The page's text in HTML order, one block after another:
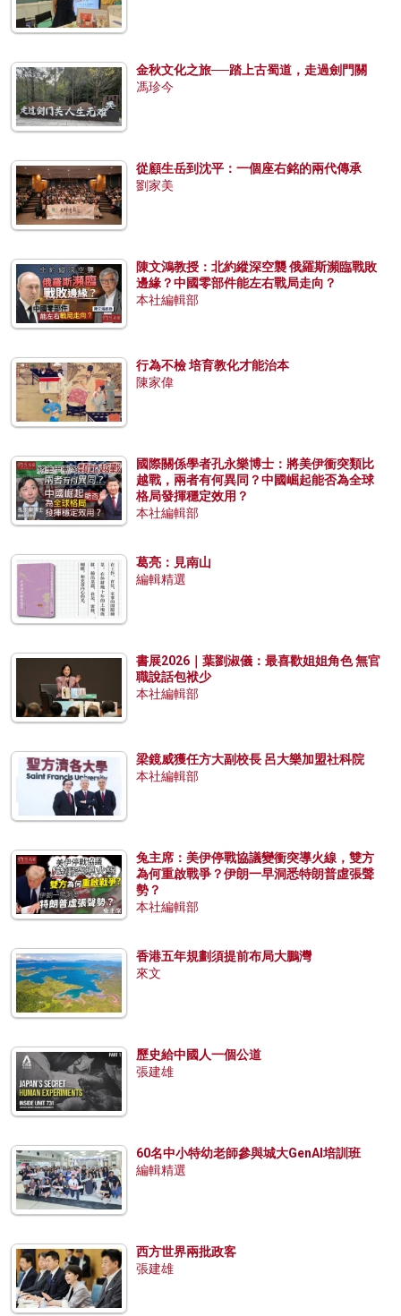
金秋文化之旅──踏上古蜀道，走過劍門關
馮珍今
從顧生岳到沈平：一個座右銘的兩代傳承
劉家美
陳文鴻教授：北約縱深空襲 俄羅斯瀕臨戰敗
邊緣？中國零部件能左右戰局走向？
本社編輯部
行為不檢 培育教化才能治本
陳家偉
國際關係學者孔永樂博士：將美伊衝突類比
越戰，兩者有何異同？中國崛起能否為全球
格局發揮穩定效用？
本社編輯部
葛亮：見南山
編輯精選
書展2026｜葉劉淑儀：最喜歡姐姐角色 無官
職說話包袱少
本社編輯部
梁鏡威獲任方大副校長 呂大樂加盟社科院
本社編輯部
兔主席：美伊停戰協議變衝突導火線，雙方
為何重啟戰爭？伊朗一早洞悉特朗普虛張聲
勢？
本社編輯部
香港五年規劃須提前布局大鵬灣
來文
歷史給中國人一個公道
張建雄
60名中小特幼老師參與城大GenAI培訓班
編輯精選
西方世界兩批政客
張建雄